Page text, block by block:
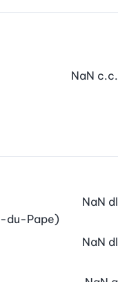
NaN c.c.
du-Pape)
NaN dl
NaN dl